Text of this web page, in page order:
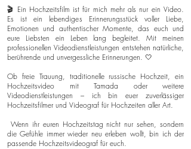
🎬 Ein Hochzeitsfilm ist für mich mehr als nur ein Video.
Es ist ein lebendiges Erinnerungsstück voller Liebe,
Emotionen und authentischer Momente, das euch und
eure Liebsten ein Leben lang begleitet. Mit meinen
professionellen Videodienstleistungen entstehen natürliche,
berührende und unvergessliche Erinnerungen. 🤍
Ob freie Trauung, traditionelle russische Hochzeit, ein
Hochzeitsvideo mit Tamada oder weitere
Videodienstleistungen – ich bin euer zuverlässiger
Hochzeitsfilmer und Videograf für Hochzeiten aller Art.
Wenn ihr euren Hochzeitstag nicht nur sehen, sondern
die Gefühle immer wieder neu erleben wollt, bin ich der
passende Hochzeitsvideograf für euch.